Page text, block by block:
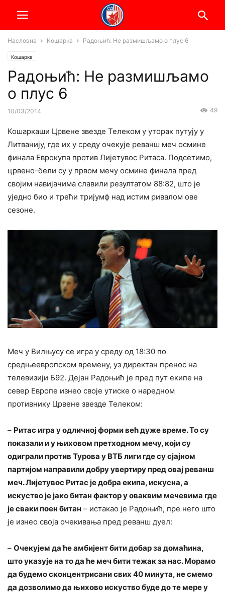
Насловна Кошарка Радоњић: Не размишљамо о плус 6
Кошарка
Радоњић: Не размишљамо
о плус 6
10/03/2014 49
Кошаркаши Црвене звезде Телеком у уторак путују у
Литванију, где их у среду очекује реванш меч осмине
финала Еврокупа против Лијетувос Ритаса. Подсетимо,
црвено-бели су у првом мечу осмине финала пред
својим навијачима славили резултатом 88:82, што је
уједно био и трећи тријумф над истим ривалом ове
сезоне.
Меч у Вилњусу се игра у среду од 18:30 по
средњеевропском времену, уз директан пренос на
телевизији Б92. Дејан Радоњић је пред пут екипе на
север Европе изнео своје утиске о наредном
противнику Црвене звезде Телеком:
– Ритас игра у одличној форми већ дуже време. То су
показали и у њиховом претходном мечу, који су
одиграли против Турова у ВТБ лиги где су сјајном
партијом направили добру увертиру пред овај реванш
меч. Лијетувос Ритас је добра екипа, искусна, а
искуство је јако битан фактор у оваквим мечевима где
је сваки поен битан – истакао је Радоњић, пре него што
је изнео своја очекивања пред реванш дуел:
– Очекујем да ће амбијент бити добар за домаћина,
што указује на то да ће меч бити тежак за нас. Морамо
да будемо сконцентрисани свих 40 минута, не смемо
да дозволимо да њихово искуство буде до те мере у